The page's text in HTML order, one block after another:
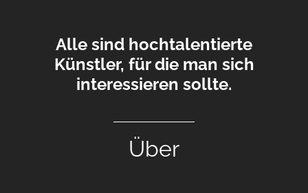
Alle sind hochtalentierte
Künstler, für die man sich
interessieren sollte.
Über